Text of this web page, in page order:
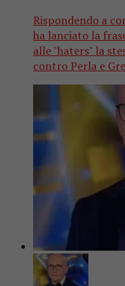
Rispondendo a
ha lanciato la
alle "haters" la
contro Perla e